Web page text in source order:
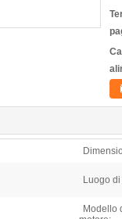
Luogo
Modello